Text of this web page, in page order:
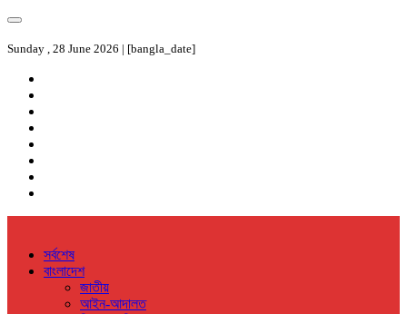
Sunday , 28 June 2026 | [bangla_date]
সর্বশেষ
বাংলাদেশ
জাতীয়
আইন-আদালত